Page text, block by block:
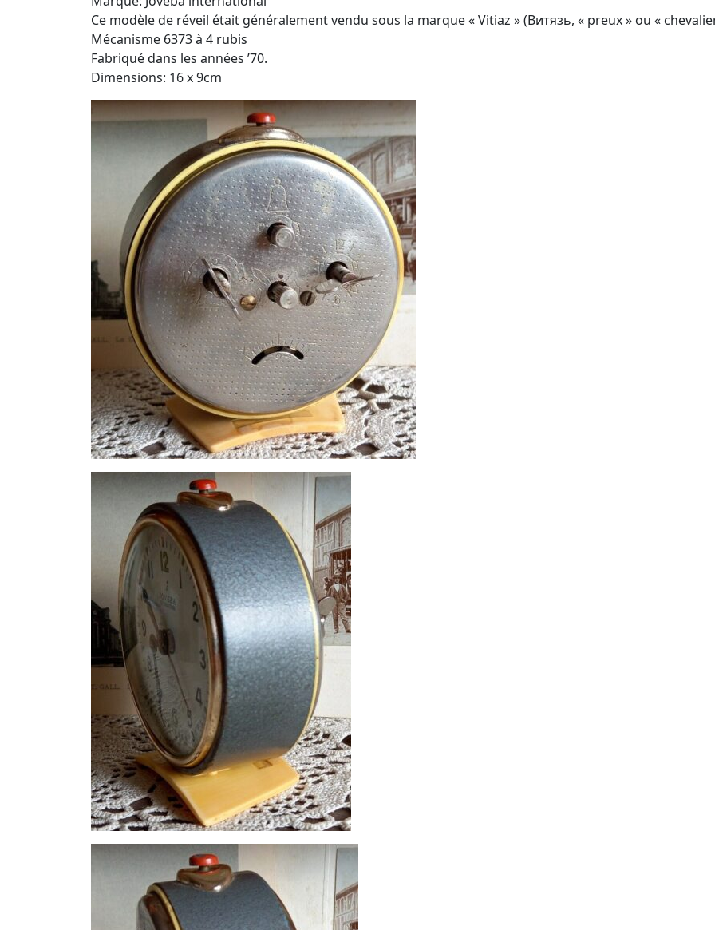
Ce modèle de réveil était généralement vendu sous la marque « Vitiaz » (Витязь, « preux » ou «
Mécanisme 6373 à 4 rubis
Fabriqué dans les années ’70.
Dimensions: 16 x 9cm